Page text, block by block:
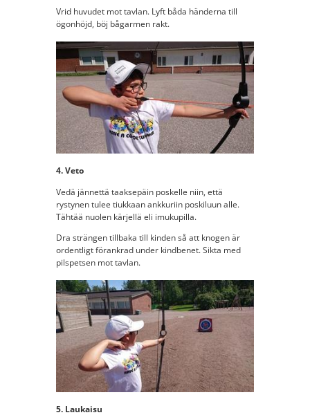
Vrid huvudet mot tavlan. Lyft båda händerna till
ögonhöjd, böj bågarmen rakt.
4. Veto
Vedä jännettä taaksepäin poskelle niin, että
rystynen tulee tiukkaan ankkuriin poskiluun alle.
Tähtää nuolen kärjellä eli imukupilla.
Dra strängen tillbaka till kinden så att knogen är
ordentligt förankrad under kindbenet. Sikta med
pilspetsen mot tavlan.
5. Laukaisu